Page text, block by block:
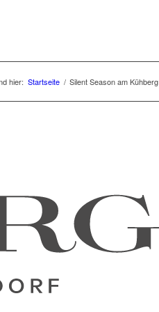
hier: Startseite / Silent Season am Kühberg